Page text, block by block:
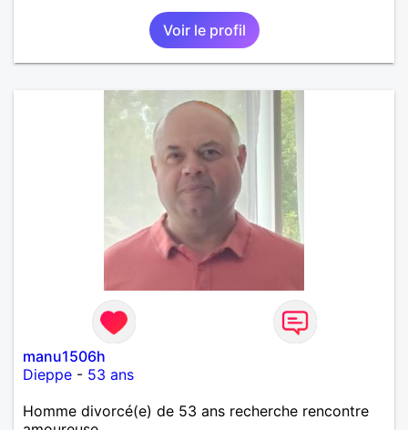
Voir le profil
manu1506h
Dieppe - 53 ans
Homme divorcé(e) de 53 ans recherche rencontre